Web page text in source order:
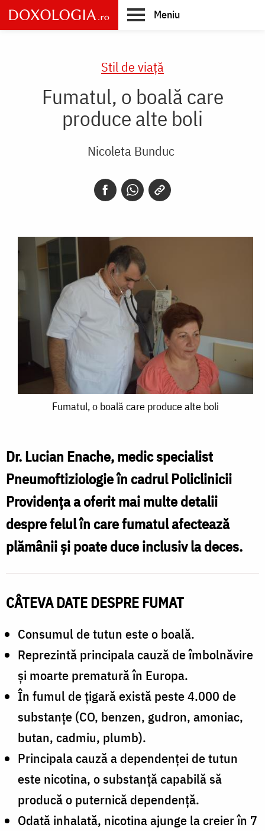
Skip
to
main
Meniu
Stil de viaţă
Fumatul, o boală care
produce alte boli
Nicoleta Bunduc
Fumatul,
care
produce
alte
boli
Fumatul, o boală care produce alte boli
Dr. Lucian Enache, medic specialist
Pneumoftiziologie în cadrul Policlinicii
Providența a oferit mai multe detalii
despre felul în care fumatul afectează
plămânii și poate duce inclusiv la deces.
CÂTEVA DATE DESPRE FUMAT
Consumul de tutun este o boală.
Reprezintă principala cauză de îmbolnăvire
și moarte prematură în Europa.
În fumul de țigară există peste 4.000 de
substanțe (CO, benzen, gudron, amoniac,
butan, cadmiu, plumb).
Principala cauză a dependenței de tutun
este nicotina, o substanță capabilă să
producă o puternică dependenţă.
Odată inhalată, nicotina ajunge la creier în 7